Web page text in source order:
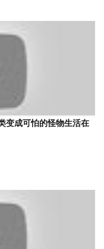
变成可怕的怪物生活在